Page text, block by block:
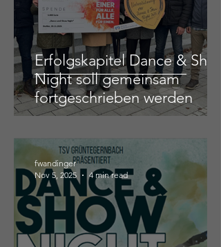
Erfolgskapitel Dance & Show
Night soll gemeinsam
fortgeschrieben werden
fwandinger
Nov 5, 2025
4 min read